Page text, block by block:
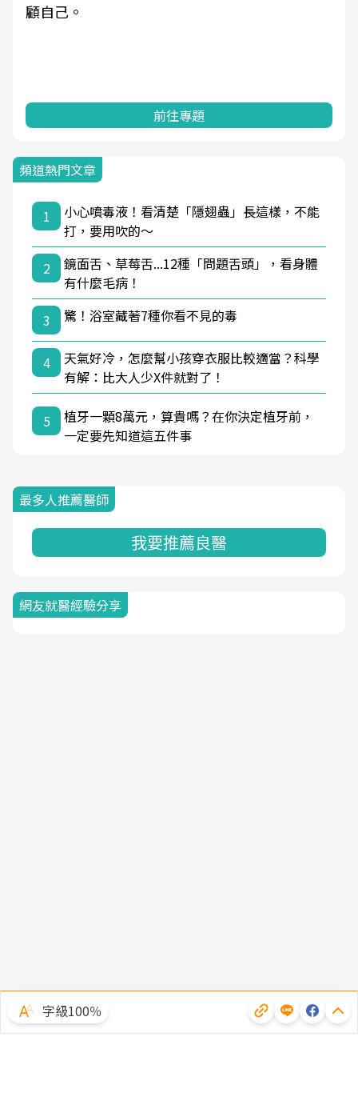
顧自己。
前往專題
頻道熱門文章
1
小心噴毒液！看清楚「隱翅蟲」長這樣，不能
打，要用吹的～
2
鏡面舌、草莓舌...12種「問題舌頭」，看身體
有什麼毛病！
3
驚！浴室藏著7種你看不見的毒
4
天氣好冷，怎麼幫小孩穿衣服比較適當？科學
有解：比大人少X件就對了！
5
植牙一顆8萬元，算貴嗎？在你決定植牙前，
一定要先知道這五件事
最多人推薦醫師
我要推薦良醫
網友就醫經驗分享
字級100％